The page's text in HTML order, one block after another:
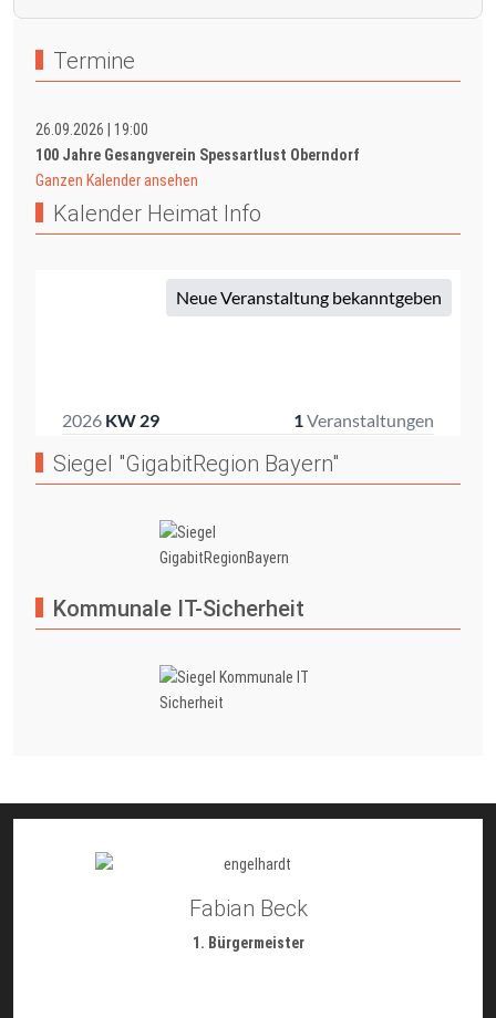
Termine
26.09.2026
19:00
100 Jahre Gesangverein Spessartlust Oberndorf
Ganzen Kalender ansehen
Kalender Heimat Info
Siegel "GigabitRegion Bayern"
Kommunale IT-Sicherheit
Fabian Beck
1. Bürgermeister